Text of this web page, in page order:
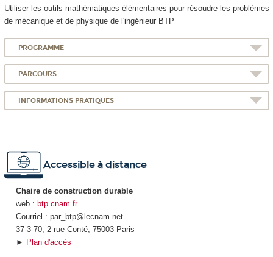
Utiliser les outils mathématiques élémentaires pour résoudre les problèmes
de mécanique et de physique de l'ingénieur BTP
PROGRAMME
PARCOURS
INFORMATIONS PRATIQUES
Accessible à distance
Chaire de construction durable
web : btp.cnam.fr
Courriel : par_btp@lecnam.net
37-3-70, 2 rue Conté, 75003 Paris
► Plan d'accès